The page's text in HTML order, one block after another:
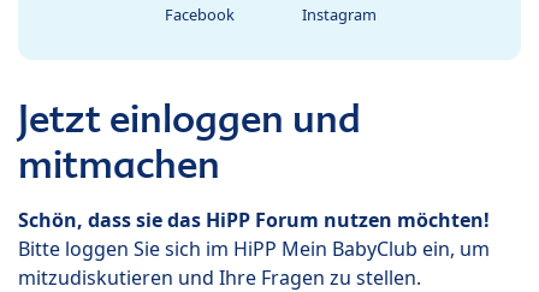
Facebook Instagram
Jetzt einloggen und
mitmachen
Schön, dass sie das HiPP Forum nutzen möchten!
Bitte loggen Sie sich im HiPP Mein BabyClub ein, um
mitzudiskutieren und Ihre Fragen zu stellen.